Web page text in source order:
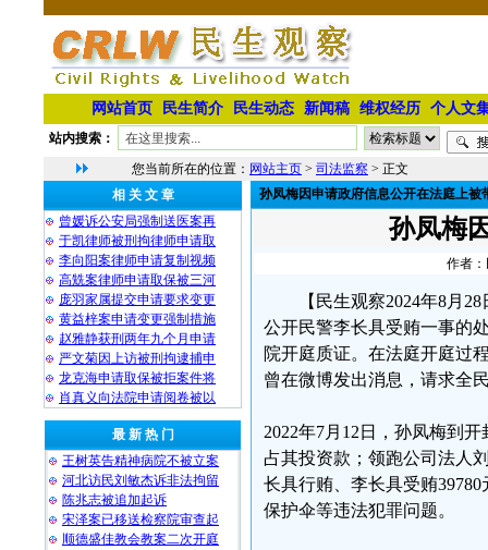
网站首页 民生简介 民生动态 新闻稿 维权经历 个人文
站内搜索：
您当前所在的位置： 网站主页 > 司法监察 > 正文
相 关 文 章
曾媛诉公安局强制送医案再
于凯律师被刑拘律师申请取
李向阳案律师申请复制视频
高兟案律师申请取保被三河
庞羽家属提交申请要求变更
黄益梓案申请变更强制措施
赵雅静获刑两年九个月申请
严文菊因上访被刑拘逮捕申
龙克海申请取保被拒案件将
肖真义向法院申请阅卷被以
最 新 热 门
王树英告精神病院不被立案
河北访民刘敏杰诉非法拘留
陈兆志被追加起诉
宋泽案已移送检察院审查起
顺德盛佳教会教案二次开庭
孙凤梅因申请政府信息公开在法庭上被
孙凤梅
作者：
【民生观察2024年8月
公开民警李长具受贿一事的
院开庭质证。在法庭开庭过
曾在微博发出消息，请求全
2022年7月12日，孙凤梅到
占其投资款；领跑公司法人
长具行贿、李长具受贿
保护伞等违法犯罪问题。